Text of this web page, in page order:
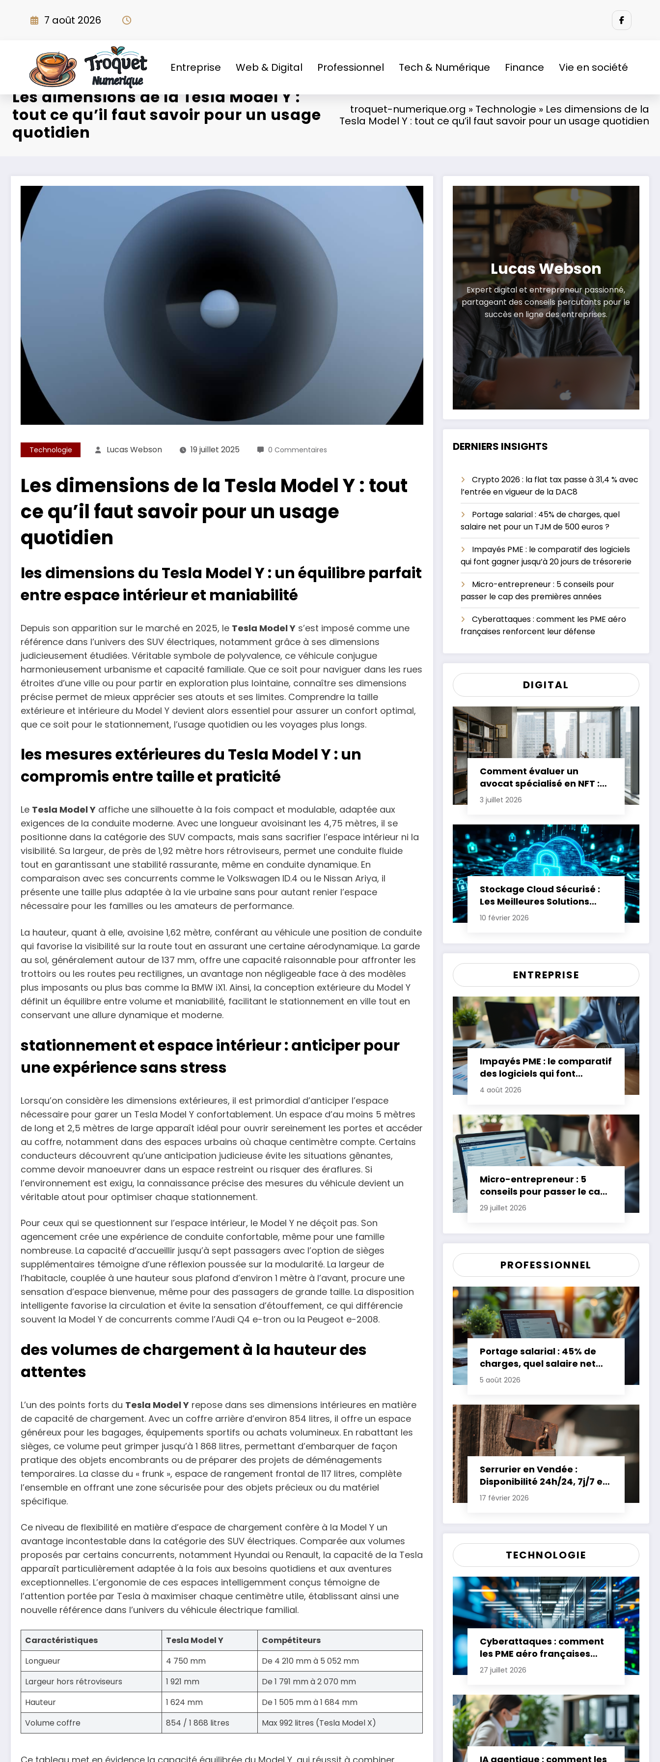
7 août 2026
Entreprise Web & Digital Professionnel Tech & Numérique Finance Vie en société
Les dimensions de la Tesla Model Y :
tout ce qu’il faut savoir pour un usage
quotidien
troquet-numerique.org » Technologie » Les dimensions de la
Tesla Model Y : tout ce qu’il faut savoir pour un usage quotidien
Technologie Lucas Webson 19 juillet 2025 0 Commentaires
Les dimensions de la Tesla Model Y : tout
ce qu’il faut savoir pour un usage
quotidien
les dimensions du Tesla Model Y : un équilibre parfait
entre espace intérieur et maniabilité
Depuis son apparition sur le marché en 2025, le Tesla Model Y s’est imposé comme une
référence dans l’univers des SUV électriques, notamment grâce à ses dimensions
judicieusement étudiées. Véritable symbole de polyvalence, ce véhicule conjugue
harmonieusement urbanisme et capacité familiale. Que ce soit pour naviguer dans les rues
étroites d’une ville ou pour partir en exploration plus lointaine, connaître ses dimensions
précise permet de mieux apprécier ses atouts et ses limites. Comprendre la taille
extérieure et intérieure du Model Y devient alors essentiel pour assurer un confort optimal,
que ce soit pour le stationnement, l’usage quotidien ou les voyages plus longs.
les mesures extérieures du Tesla Model Y : un
compromis entre taille et praticité
Le Tesla Model Y affiche une silhouette à la fois compact et modulable, adaptée aux
exigences de la conduite moderne. Avec une longueur avoisinant les 4,75 mètres, il se
positionne dans la catégorie des SUV compacts, mais sans sacrifier l’espace intérieur ni la
visibilité. Sa largeur, de près de 1,92 mètre hors rétroviseurs, permet une conduite fluide
tout en garantissant une stabilité rassurante, même en conduite dynamique. En
comparaison avec ses concurrents comme le Volkswagen ID.4 ou le Nissan Ariya, il
présente une taille plus adaptée à la vie urbaine sans pour autant renier l’espace
nécessaire pour les familles ou les amateurs de performance.
La hauteur, quant à elle, avoisine 1,62 mètre, conférant au véhicule une position de conduite
qui favorise la visibilité sur la route tout en assurant une certaine aérodynamique. La garde
au sol, généralement autour de 137 mm, offre une capacité raisonnable pour affronter les
trottoirs ou les routes peu rectilignes, un avantage non négligeable face à des modèles
plus imposants ou plus bas comme la BMW iX1. Ainsi, la conception extérieure du Model Y
définit un équilibre entre volume et maniabilité, facilitant le stationnement en ville tout en
conservant une allure dynamique et moderne.
stationnement et espace intérieur : anticiper pour
une expérience sans stress
Lorsqu’on considère les dimensions extérieures, il est primordial d’anticiper l’espace
nécessaire pour garer un Tesla Model Y confortablement. Un espace d’au moins 5 mètres
de long et 2,5 mètres de large apparaît idéal pour ouvrir sereinement les portes et accéder
au coffre, notamment dans des espaces urbains où chaque centimètre compte. Certains
conducteurs découvrent qu’une anticipation judicieuse évite les situations gênantes,
comme devoir manoeuvrer dans un espace restreint ou risquer des éraflures. Si
l’environnement est exigu, la connaissance précise des mesures du véhicule devient un
véritable atout pour optimiser chaque stationnement.
Pour ceux qui se questionnent sur l’espace intérieur, le Model Y ne déçoit pas. Son
agencement crée une expérience de conduite confortable, même pour une famille
nombreuse. La capacité d’accueillir jusqu’à sept passagers avec l’option de sièges
supplémentaires témoigne d’une réflexion poussée sur la modularité. La largeur de
l’habitacle, couplée à une hauteur sous plafond d’environ 1 mètre à l’avant, procure une
sensation d’espace bienvenue, même pour des passagers de grande taille. La disposition
intelligente favorise la circulation et évite la sensation d’étouffement, ce qui différencie
souvent la Model Y de concurrents comme l’Audi Q4 e-tron ou la Peugeot e-2008.
des volumes de chargement à la hauteur des
attentes
L’un des points forts du Tesla Model Y repose dans ses dimensions intérieures en matière
de capacité de chargement. Avec un coffre arrière d’environ 854 litres, il offre un espace
généreux pour les bagages, équipements sportifs ou achats volumineux. En rabattant les
sièges, ce volume peut grimper jusqu’à 1 868 litres, permettant d’embarquer de façon
pratique des objets encombrants ou de préparer des projets de déménagements
temporaires. La classe du « frunk », espace de rangement frontal de 117 litres, complète
l’ensemble en offrant une zone sécurisée pour des objets précieux ou du matériel
spécifique.
Ce niveau de flexibilité en matière d’espace de chargement confère à la Model Y un
avantage incontestable dans la catégorie des SUV électriques. Comparée aux volumes
proposés par certains concurrents, notamment Hyundai ou Renault, la capacité de la Tesla
apparaît particulièrement adaptée à la fois aux besoins quotidiens et aux aventures
exceptionnelles. L’ergonomie de ces espaces intelligemment conçus témoigne de
l’attention portée par Tesla à maximiser chaque centimètre utile, établissant ainsi une
nouvelle référence dans l’univers du véhicule électrique familial.
Caractéristiques Tesla Model Y
Compétiteurs
Longueur
4 750 mm
De 4 210 mm à 5 052 mm
Largeur hors rétroviseurs
1 921 mm
De 1 791 mm à 2 070 mm
Hauteur
1 624 mm
De 1 505 mm à 1 684 mm
Volume coffre
854 / 1 868 litres Max 992 litres (Tesla Model X)
Lucas Webson
Expert digital et entrepreneur passionné,
partageant des conseils percutants pour le
succès en ligne des entreprises.
DERNIERS INSIGHTS
Crypto 2026 : la flat tax passe à 31,4 % avec
l’entrée en vigueur de la DAC8
Portage salarial : 45% de charges, quel
salaire net pour un TJM de 500 euros ?
Impayés PME : le comparatif des logiciels
qui font gagner jusqu’à 20 jours de trésorerie
Micro-entrepreneur : 5 conseils pour
passer le cap des premières années
Cyberattaques : comment les PME aéro
françaises renforcent leur défense
DIGITAL
Comment évaluer un
avocat spécialisé en NFT :
critères essentiels
3 juillet 2026
Stockage Cloud Sécurisé :
Les Meilleures Solutions
pour Protéger Vos Données
10 février 2026
ENTREPRISE
Impayés PME : le comparatif
des logiciels qui font
gagner jusqu’à 20 jours de
4 août 2026
Micro-entrepreneur : 5
conseils pour passer le cap
des premières années
29 juillet 2026
PROFESSIONNEL
Portage salarial : 45% de
charges, quel salaire net
pour un TJM de 500 euros ?
5 août 2026
Serrurier en Vendée :
Disponibilité 24h/24, 7j/7 et
Tarifs Clairs pour une
17 février 2026
TECHNOLOGIE
Cyberattaques : comment
les PME aéro françaises
renforcent leur défense
27 juillet 2026
IA agentique : comment les